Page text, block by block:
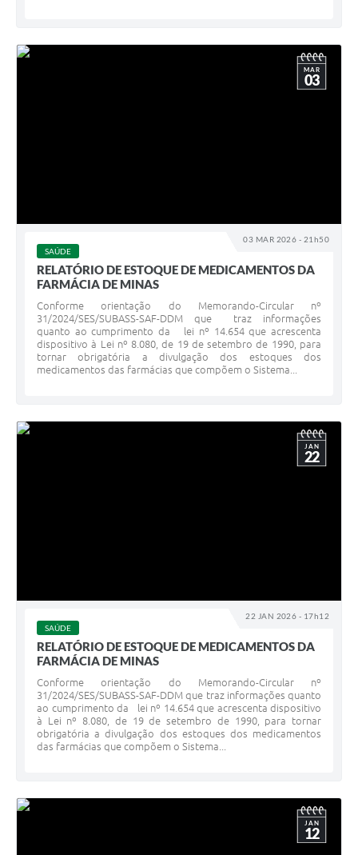
03 MAR 2026 - 21h50
MAR
03
SAÚDE
RELATÓRIO DE ESTOQUE DE MEDICAMENTOS DA
FARMÁCIA DE MINAS
Conforme orientação do Memorando-Circular nº
31/2024/SES/SUBASS-SAF-DDM que traz informações
quanto ao cumprimento da lei nº 14.654 que acrescenta
dispositivo à Lei nº 8.080, de 19 de setembro de 1990, para
tornar obrigatória a divulgação dos estoques dos
medicamentos das farmácias que compõem o Sistema...
22 JAN 2026 - 17h12
JAN
22
SAÚDE
RELATÓRIO DE ESTOQUE DE MEDICAMENTOS DA
FARMÁCIA DE MINAS
Conforme orientação do Memorando-Circular nº
31/2024/SES/SUBASS-SAF-DDM que traz informações quanto
ao cumprimento da lei nº 14.654 que acrescenta dispositivo
à Lei nº 8.080, de 19 de setembro de 1990, para tornar
obrigatória a divulgação dos estoques dos medicamentos
das farmácias que compõem o Sistema...
JAN
12